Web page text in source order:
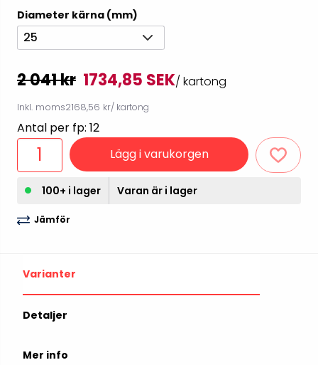
Diameter kärna (mm)
25
2 041 kr 1734,85 SEK/ kartong
Inkl. moms2168,56 kr/ kartong
Antal per fp: 12
Lägg i varukorgen
100+ i lager Varan är i lager
Jämför
Varianter
Detaljer
Mer info